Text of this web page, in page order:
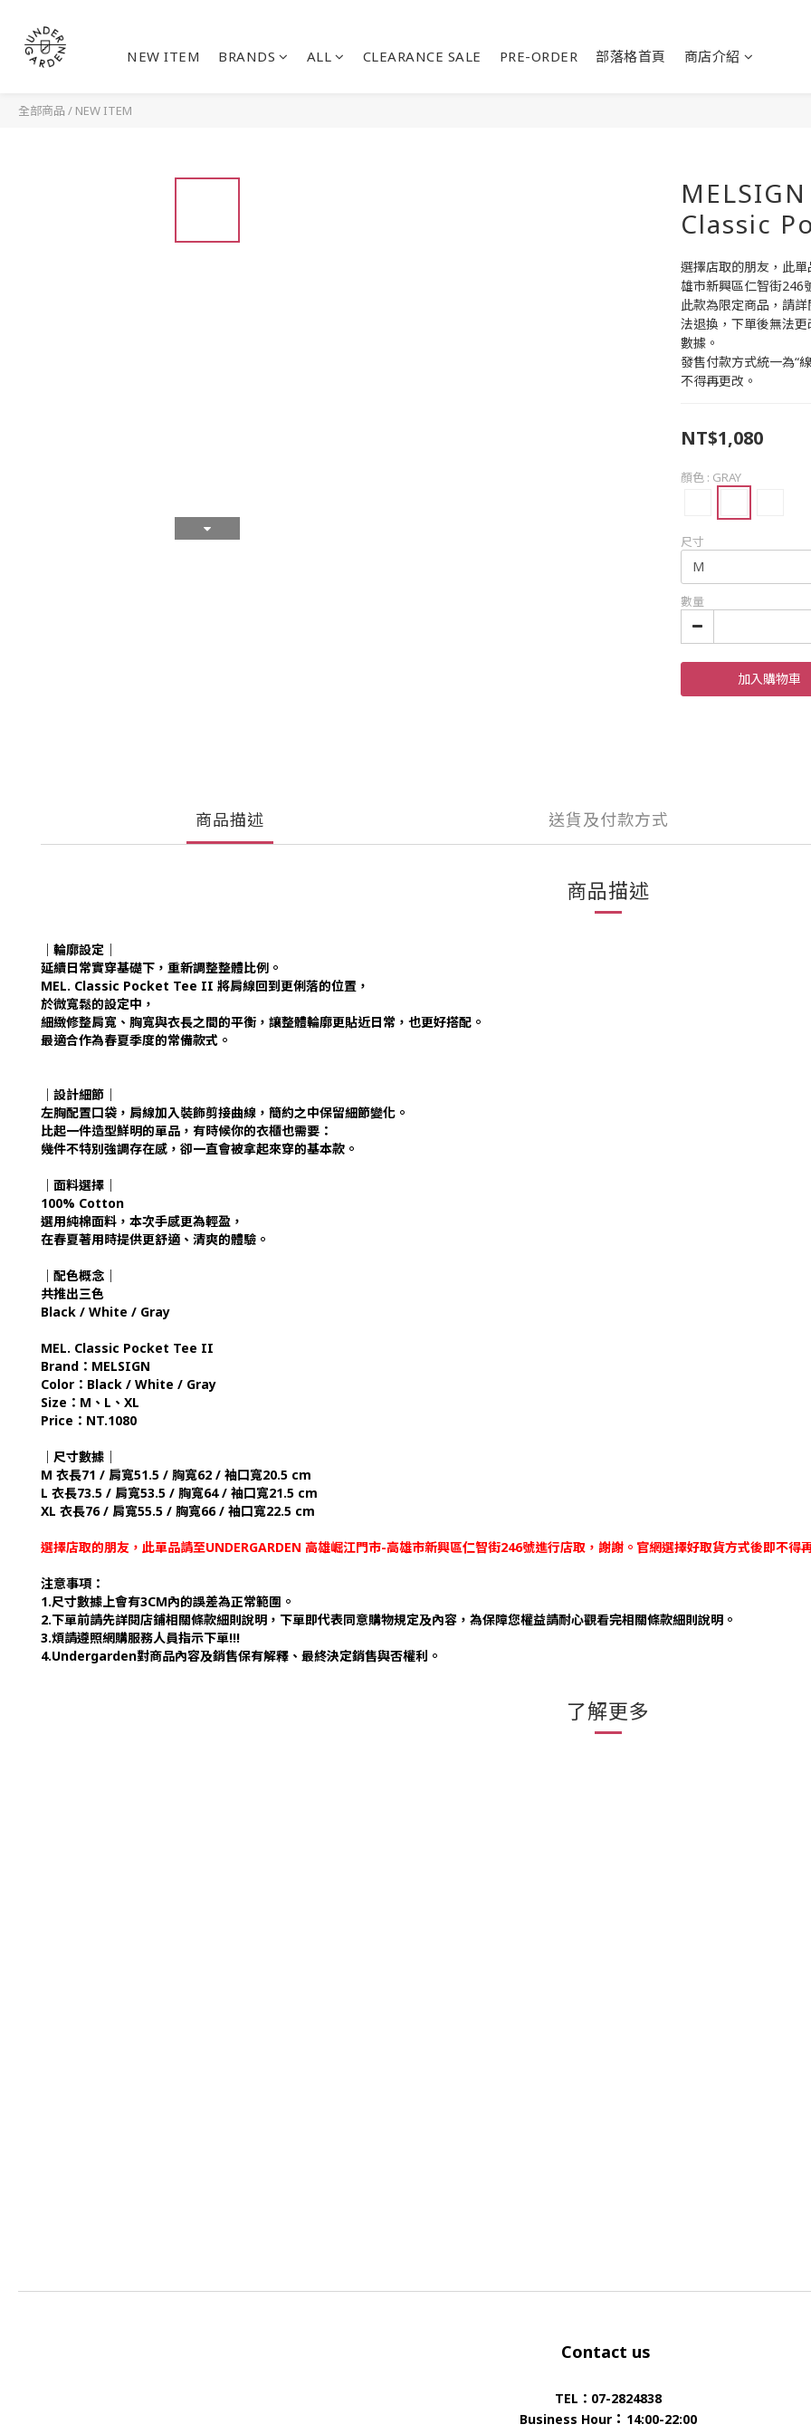
NEW ITEM BRANDS ALL CLEARANCE SALE PRE-ORDER 部落格首頁 商店介紹
全部商品 / NEW ITEM
Classic
選擇店取的朋友，此
雄市新興區仁智街246
此款為限定商品，請
法退換，下單後無法
數據。
發售付款方式統一為“
不得再更改。
NT$1,080
顏色 : GRAY
尺寸
數量
加入購物車
商品描述 送貨及付款方式
商品描述
｜輪廓設定｜
延續日常實穿基礎下，重新調整整體比例。
MEL. Classic Pocket Tee II 將肩線回到更俐落的位置，
於微寬鬆的設定中，
細緻修整肩寬、胸寬與衣長之間的平衡， 讓整體輪廓更貼近日常，也更好搭配。
最適合作為春夏季度的常備款式。
｜設計細節｜
左胸配置口袋， 肩線加入裝飾剪接曲線， 簡約之中保留細節變化。
比起一件造型鮮明的單品， 有時候你的衣櫃也需要：
幾件不特別強調存在感，卻一直會被拿起來穿的基本款。
｜面料選擇｜
100% Cotton
選用純棉面料，本次手感更為輕盈，
在春夏著用時提供更舒適、清爽的體驗。
｜配色概念｜
共推出三色
Black / White / Gray
MEL. Classic Pocket Tee II
Brand：MELSIGN
Color：Black / White / Gray
Size：M、L、XL
Price：NT.1080
｜尺寸數據｜
M 衣長71 / 肩寬51.5 / 胸寬62 / 袖口寬20.5 cm
L 衣長73.5 / 肩寬53.5 / 胸寬64 / 袖口寬21.5 cm
XL 衣長76 / 肩寬55.5 / 胸寬66 / 袖口寬22.5 cm
選擇店取的朋友，此單品請至UNDERGARDEN 高雄崛江門市-高雄市新興區仁智街246號進行店取，謝謝。官網選擇好取貨方式後即不得
注意事項：
1.尺寸數據上會有3CM內的誤差為正常範圍。
2.下單前請先詳閱店鋪相關條款細則說明，下單即代表同意購物規定及內容，為保障您權益請耐心觀看完相關條款細則說明。
3.煩請遵照網購服務人員指示下單!!!
4.Undergarden對商品內容及銷售保有解釋、最終決定銷售與否權利。
了解更多
Contact us
TEL：07-2824838
Business Hour ： 14:00-22:00